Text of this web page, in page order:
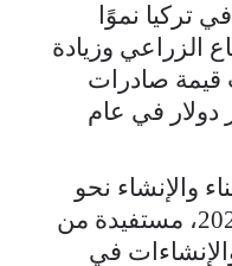
تركيا نموًا
الزراعي وزيادة
قيمة صادرات
نحو 1.5 مليار دولار في عام
والإنشاء نحو
2.15 مليار دولار خلال عام 2024، مستفيدة من
في